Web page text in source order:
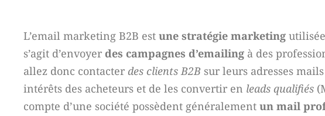
L’email marketing B2B est une stratégie marketing
s’agit d’envoyer des campagnes d’emailing à des
allez donc contacter des clients B2B sur leurs adresses
intérêts des acheteurs et de les convertir en leads qualifiés
compte d’une société possèdent généralement un mail